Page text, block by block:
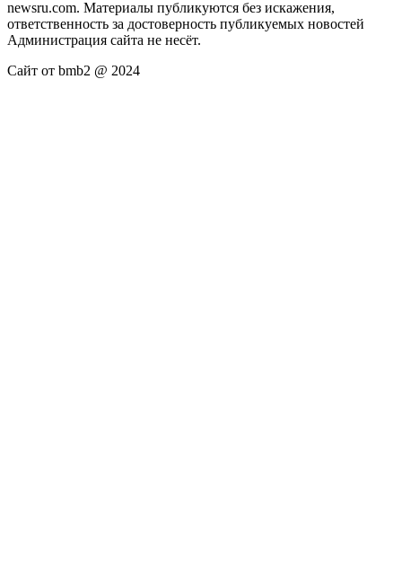
newsru.com. Материалы публикуются без искажения,
ответственность за достоверность публикуемых новостей
Администрация сайта не несёт.
Сайт от bmb2 @ 2024